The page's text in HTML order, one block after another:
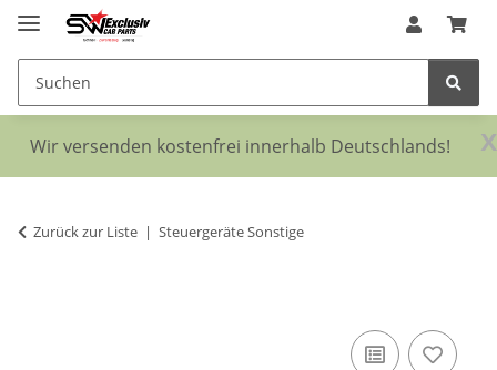
x
Wir versenden kostenfrei innerhalb Deutschlands!
Zurück zur Liste Steuergeräte Sonstige